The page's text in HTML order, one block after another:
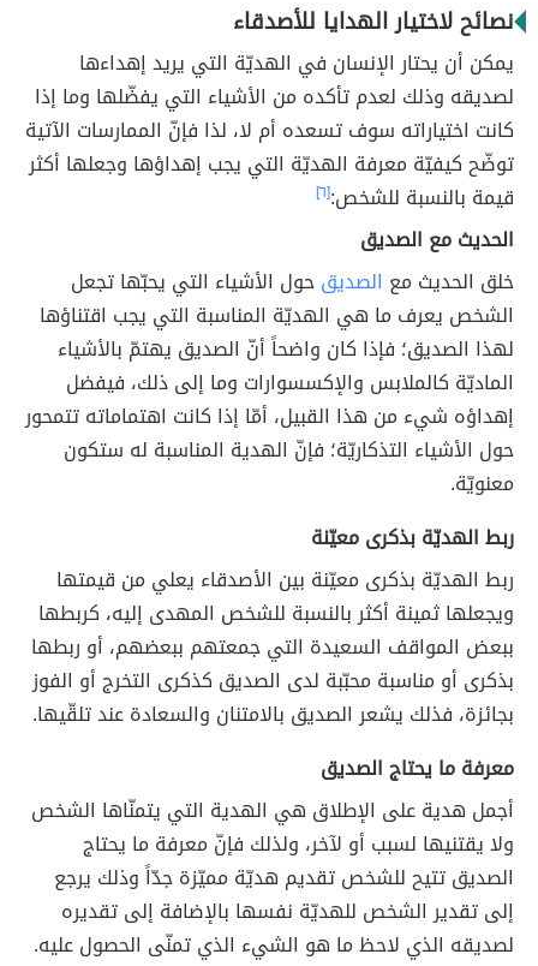
نصائح لاختيار الهدايا للأصدقاء
يمكن أن يحتار الإنسان في الهديّة التي يريد إهداءها
لصديقه وذلك لعدم تأكده من الأشياء التي يفضّلها وما إذا
كانت اختياراته سوف تسعده أم لا، لذا فإنّ الممارسات الآتية
توضّح كيفيّة معرفة الهديّة التي يجب إهداؤها وجعلها أكثر
قيمة بالنسبة للشخص:[٦]
الحديث مع الصديق
خلق الحديث مع الصديقحول الأشياء التي يحبّها تجعل
الشخص يعرف ما هي الهديّة المناسبة التي يجب اقتناؤها
لهذا الصديق؛ فإذا كان واضحاً أنّ الصديق يهتمّ بالأشياء
الماديّة كالملابس والإكسسوارات وما إلى ذلك، فيفضل
إهداؤه شيء من هذا القبيل، أمّا إذا كانت اهتماماته تتمحور
حول الأشياء التذكاريّة؛ فإنّ الهدية المناسبة له ستكون
معنويّة.
ربط الهديّة بذكرى معيّنة
ربط الهديّة بذكرى معيّنة بين الأصدقاء يعلي من قيمتها
ويجعلها ثمينة أكثر بالنسبة للشخص المهدى إليه، كربطها
ببعض المواقف السعيدة التي جمعتهم ببعضهم، أو ربطها
بذكرى أو مناسبة محبّبة لدى الصديق كذكرى التخرج أو الفوز
بجائزة، فذلك يشعر الصديق بالامتنان والسعادة عند تلقّيها.
معرفة ما يحتاج الصديق
أجمل هدية على الإطلاق هي الهدية التي يتمنّاها الشخص
ولا يقتنيها لسبب أو لآخر، ولذلك فإنّ معرفة ما يحتاج
الصديق تتيح للشخص تقديم هديّة مميّزة جدّاً وذلك يرجع
إلى تقدير الشخص للهديّة نفسها بالإضافة إلى تقديره
لصديقه الذي لاحظ ما هو الشيء الذي تمنّى الحصول عليه.